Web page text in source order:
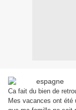
Ca fait du bien de
Mes vacances ont été